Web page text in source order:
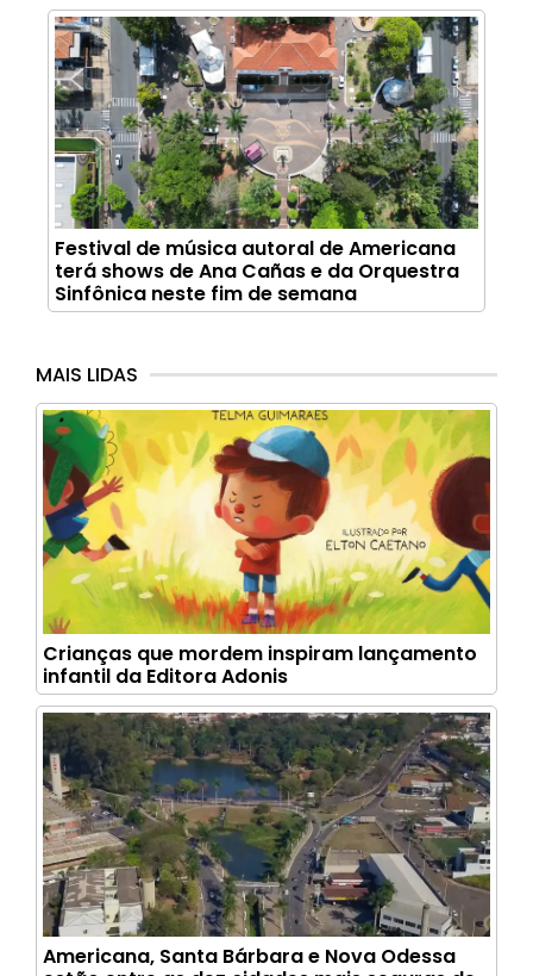
Festival de música autoral de Americana
terá shows de Ana Cañas e da Orquestra
Sinfônica neste fim de semana
MAIS LIDAS
Crianças que mordem inspiram lançamento
infantil da Editora Adonis
Americana, Santa Bárbara e Nova Odessa